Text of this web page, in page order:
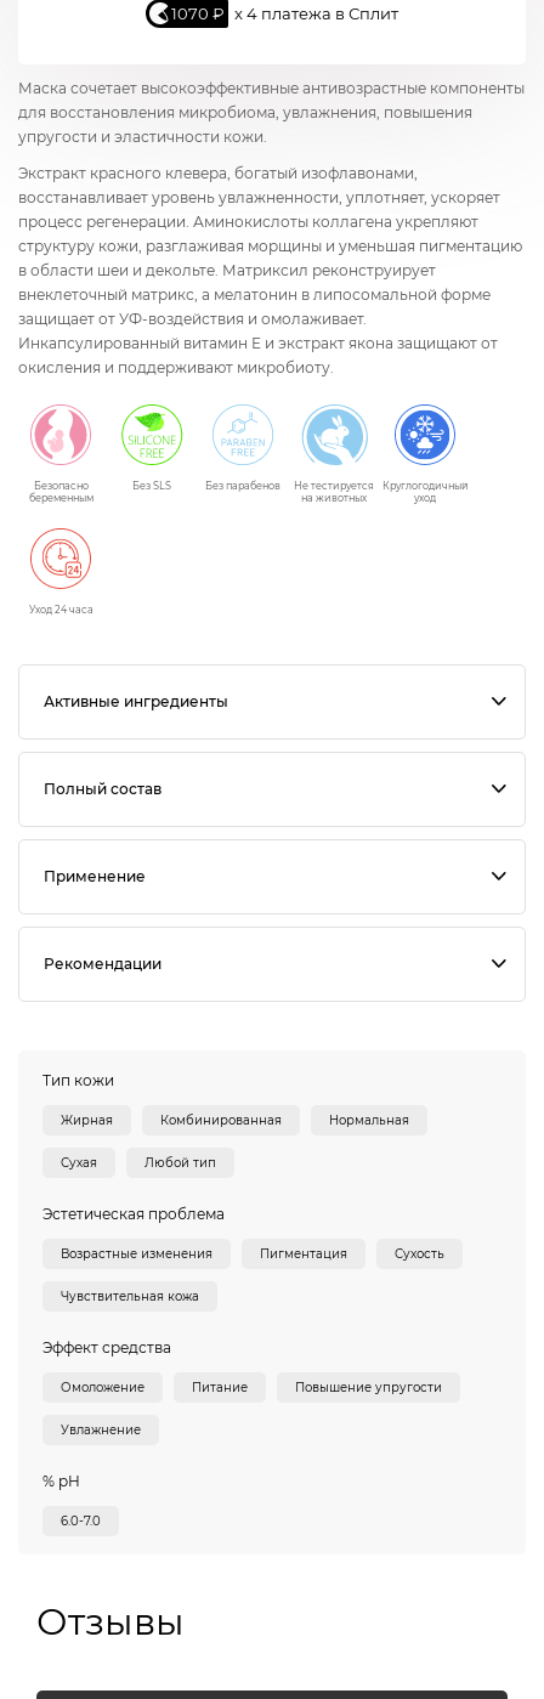
1070 ₽ x 4 платежа в Сплит
Маска сочетает высокоэффективные антивозрастные компоненты
для восстановления микробиома, увлажнения, повышения
упругости и эластичности кожи.
Экстракт красного клевера, богатый изофлавонами,
восстанавливает уровень увлажненности, уплотняет, ускоряет
процесс регенерации. Аминокислоты коллагена укрепляют
структуру кожи, разглаживая морщины и уменьшая пигментацию
в области шеи и декольте. Матриксил реконструирует
внеклеточный матрикс, а мелатонин в липосомальной форме
защищает от УФ-воздействия и омолаживает.
Инкапсулированный витамин Е и экстракт якона защищают от
окисления и поддерживают микробиоту.
Безопасно
беременным
Без SLS Без парабенов
Не тестируется
на животных
Круглогодичный
уход
Уход 24 часа
Активные ингредиенты
Полный состав
Применение
Рекомендации
Тип кожи
Жирная Комбинированная Нормальная
Сухая Любой тип
Эстетическая проблема
Возрастные изменения Пигментация Сухость
Чувствительная кожа
Эффект средства
Омоложение Питание Повышение упругости
Увлажнение
% pH
6.0-7.0
Отзывы